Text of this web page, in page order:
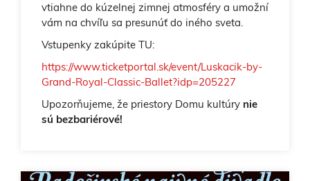
vtiahne do kúzelnej zimnej atmosféry a umožní
vám na chvíľu sa presunúť do iného sveta.
Vstupenky zakúpite TU:
https://www.ticketportal.sk/event/Luskacik-by-
Grand-Royal-Classic-Ballet?idp=205227
Upozorňujeme, že priestory Domu kultúry nie
sú bezbariérové!